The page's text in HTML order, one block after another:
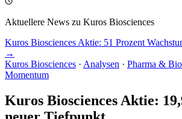
Aktuellere News zu Kuros Biosciences
Kuros Biosciences Aktie: 51 Prozent
→
Kuros Biosciences · Analysen · Pharma &
Momentum
Kuros Biosciences Aktie: